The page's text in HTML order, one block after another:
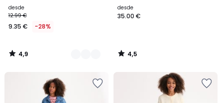
Precio
a
partir
9.35
€
desde
12.99 €
9.35 € -28%
4,9
/
desde
35.00 €
4,5
/